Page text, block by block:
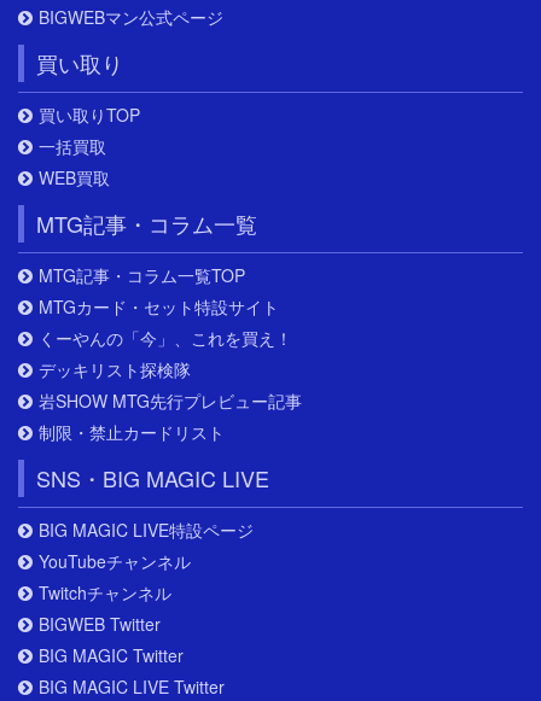
BIGWEBマン公式ページ
買い取り
買い取りTOP
一括買取
WEB買取
MTG記事・コラム一覧
MTG記事・コラム一覧TOP
MTGカード・セット特設サイト
くーやんの「今」、これを買え！
デッキリスト探検隊
岩SHOW MTG先行プレビュー記事
制限・禁止カードリスト
SNS・BIG MAGIC LIVE
BIG MAGIC LIVE特設ページ
YouTubeチャンネル
Twitchチャンネル
BIGWEB Twitter
BIG MAGIC Twitter
BIG MAGIC LIVE Twitter